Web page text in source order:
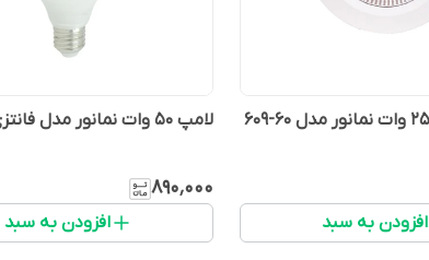
افزودن به سبد
لامپ 50 وات نمانور مدل فانتزی پایه E27
۸۹۰٬۰۰۰
افزودن به سبد